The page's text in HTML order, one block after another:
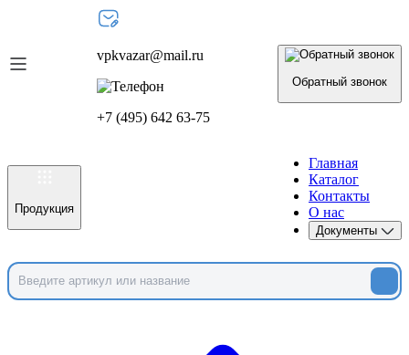
vpkvazar@mail.ru
+7 (495) 642 63-75
Обратный звонок
Продукция
Главная
Каталог
Контакты
О нас
Документы